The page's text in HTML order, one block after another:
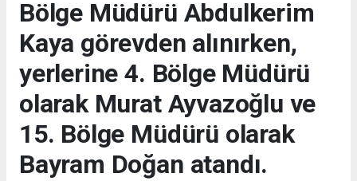
Bölge Müdürü Abdulkerim
Kaya görevden alınırken,
yerlerine 4. Bölge Müdürü
olarak Murat Ayvazoğlu ve
15. Bölge Müdürü olarak
Bayram Doğan atandı.